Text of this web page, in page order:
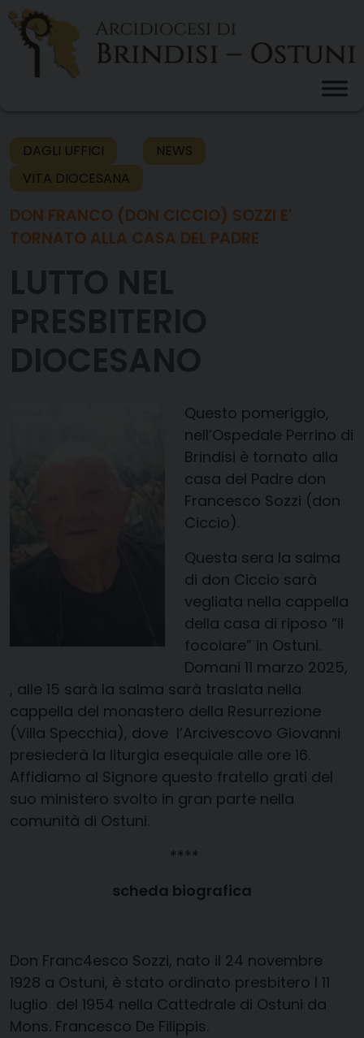
Skip
content
DAGLI UFFICI
NEWS
VITA DIOCESANA
DON FRANCO (DON CICCIO) SOZZI E'
TORNATO ALLA CASA DEL PADRE
Questo pomeriggio,
nell’Ospedale Perrino di
Brindisi è tornato alla
casa del Padre don
Francesco Sozzi (don
Ciccio).
Questa sera la salma
di don Ciccio sarà
vegliata nella cappella
della casa di riposo “il
focolare” in Ostuni.
Domani 11 marzo 2025,
, alle 15 sarà la salma sarà traslata nella
cappella del monastero della Resurrezione
(Villa Specchia), dove l’Arcivescovo Giovanni
presiederà la liturgia esequiale alle ore 16.
Affidiamo al Signore questo fratello grati del
suo ministero svolto in gran parte nella
comunità di Ostuni.
****
scheda biografica
Don Franc4esco Sozzi, nato il 24 novembre
1928 a Ostuni, è stato ordinato presbitero l 11
luglio del 1954 nella Cattedrale di Ostuni da
Mons. Francesco De Filippis.